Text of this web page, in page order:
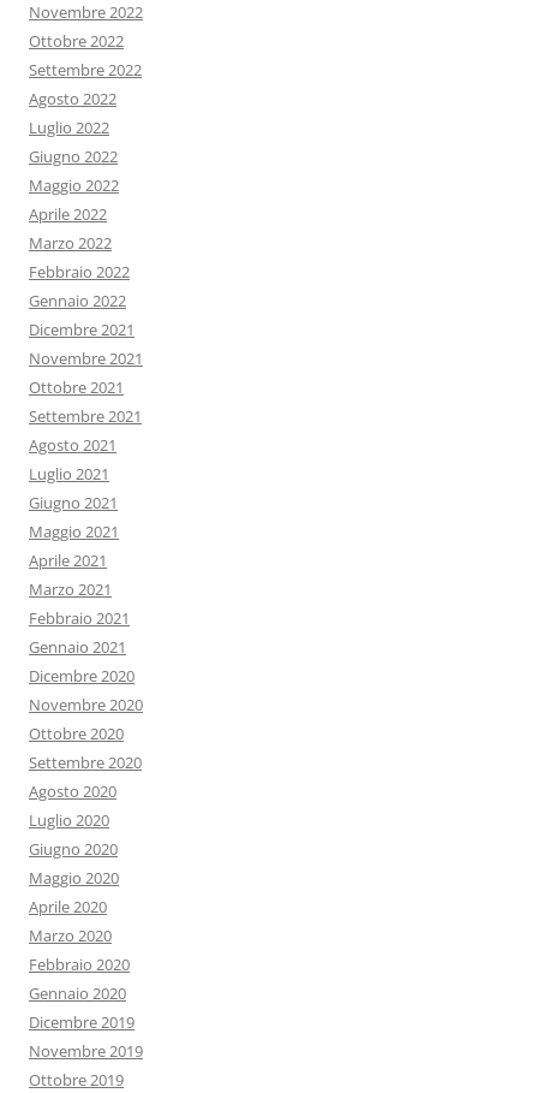
Novembre 2022
Ottobre 2022
Settembre 2022
Agosto 2022
Luglio 2022
Giugno 2022
Maggio 2022
Aprile 2022
Marzo 2022
Febbraio 2022
Gennaio 2022
Dicembre 2021
Novembre 2021
Ottobre 2021
Settembre 2021
Agosto 2021
Luglio 2021
Giugno 2021
Maggio 2021
Aprile 2021
Marzo 2021
Febbraio 2021
Gennaio 2021
Dicembre 2020
Novembre 2020
Ottobre 2020
Settembre 2020
Agosto 2020
Luglio 2020
Giugno 2020
Maggio 2020
Aprile 2020
Marzo 2020
Febbraio 2020
Gennaio 2020
Dicembre 2019
Novembre 2019
Ottobre 2019